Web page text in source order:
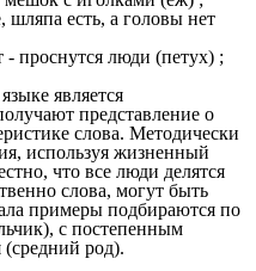
есть, а головы нет
- проснутся люди (петух) ;
является
представление о
слова. Методически
используя жизненный
что все люди делятся
слова, могут быть
примеры подбираются по
с постепенным
(средний род).